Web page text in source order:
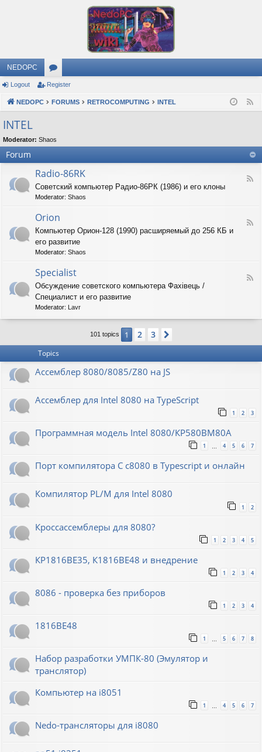
NEDOPC
or
u
s
Logout Register
NEDOPC FORUMS RETROCOMPUTING INTEL
INTEL
Moderator: Shaos
Forum
F
d
R
o
8
Radio-86RK
Советский компьютер Радио-86РК (1986) и его клоны
Moderator: Shaos
F
Orion
Компьютер Орион-128 (1990) расширяемый до 256 КБ и
его развитие
Moderator: Shaos
F
i
i
t
Specialist
Обсуждение советского компьютера Фахiвець /
Специалист и его развитие
Moderator: Lavr
101 topics 1 2 3
Topics
Ассемблер 8080/8085/Z80 на JS
Ассемблер для Intel 8080 на TypeScript
1 2 3
Программная модель Intel 8080/КР580ВМ80А
1 … 4 5 6 7
Порт компилятора С с8080 в Typescript и онлайн
Компилятор PL/M для Intel 8080
1 2
Кроссассемблеры для 8080?
1 2 3 4 5
КР1816ВЕ35, К1816ВЕ48 и внедрение
1 2 3 4
8086 - проверка без приборов
1 2 3 4
1816ВЕ48
1 5 6 7 8
Набор разработки УМПК-80 (Эмулятор и
транслятор)
Компьютер на i8051
1 … 4 5 6 7
Nedo-трансляторы для i8080